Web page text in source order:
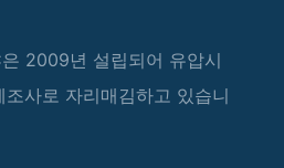
2009년 설립되어 유압시
사로 자리매김하고 있습니